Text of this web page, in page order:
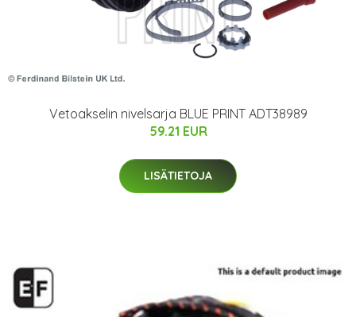
Vetoakselin nivelsarja BLUE PRINT ADT38989
59.21 EUR
LISÄTIETOJA